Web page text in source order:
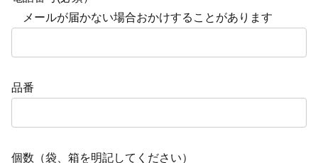
メールが届かない場合おかけすることがあります
品番
個数（袋、箱を明記してください）